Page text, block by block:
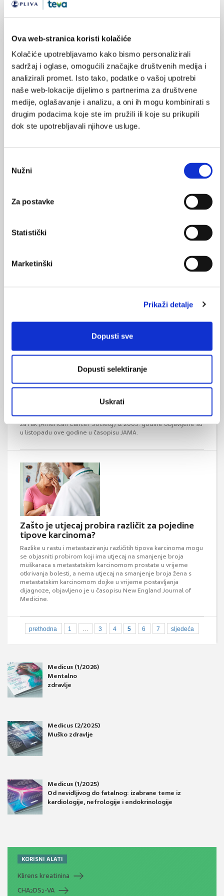
Ova web-stranica koristi kolačiće
Kolačiće upotrebljavamo kako bismo personalizirali
sadržaj i oglase, omogućili značajke društvenih medija i
analizirali promet. Isto tako, podatke o vašoj upotrebi
naše web-lokacije dijelimo s partnerima za društvene
medije, oglašavanje i analizu, a oni ih mogu kombinirati s
drugim podacima koje ste im pružili ili koje su prikupili
dok ste upotrebljavali njihove usluge.
pristanka
Nužni
Za postavke
Statistički
Marketinški
Prikaži detalje
Dopusti sve
Dopusti selektiranje
Uskrati
određuje stupanj promjena vrata maternice što je čini lakšom
za uspoređivanje s citološkim odnosno patohistološkim
Karcinom prostate
Karcinom prostate najčešće je dijagnosticirani karcinom muške
od raka prostate?
prostate je dvojben. Suvremene spoznaje nalažu preispitivanje
Revidirane smjernice za probir raka dojke
Revidirane smjernice za probir raka dojke Američkog društva
za rak (American Cancer Society) iz 2003. godine objavljene su
u listopadu ove godine u časopisu JAMA.
Zašto je utjecaj probira različit za pojedine
tipove karcinoma?
Razlike u rastu i metastaziranju različitih tipova karcinoma mogu
se objasniti probirom koji ima utjecaj na smanjenje broja
muškaraca s metastatskim karcinomom prostate u vrijeme
otkrivanja bolesti, a nema utjecaj na smanjenje broja žena s
metastatskim karcinomom dojke u vrijeme postavljanja
dijagnoze, objavljeno je u časopisu New England Journal of
Medicine.
prethodna 1 ... 3 4 5 6 7 sljedeća
Medicus (1/2026)
Mentalno
zdravlje
Medicus (2/2025)
Muško zdravlje
Medicus (1/2025)
Od nevidljivog do fatalnog: izabrane teme iz
kardiologije, nefrologije i endokrinologije
KORISNI ALATI
Klirens kreatinina
CHA2DS2-VA